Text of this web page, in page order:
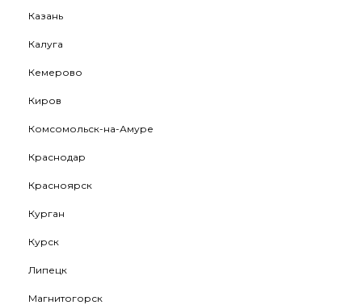
Казань
Калуга
Кемерово
Киров
Комсомольск-на-Амуре
Краснодар
Красноярск
Курган
Курск
Липецк
Магнитогорск